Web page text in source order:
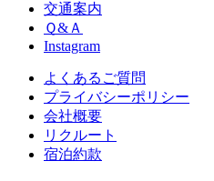
交通案内
Ｑ&Ａ
Instagram
よくあるご質問
プライバシーポリシー
会社概要
リクルート
宿泊約款